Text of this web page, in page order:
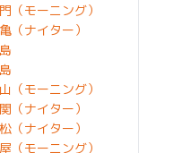
（モーニング）
（ナイター）
（モーニング）
（ナイター）
（ナイター）
（モーニング）